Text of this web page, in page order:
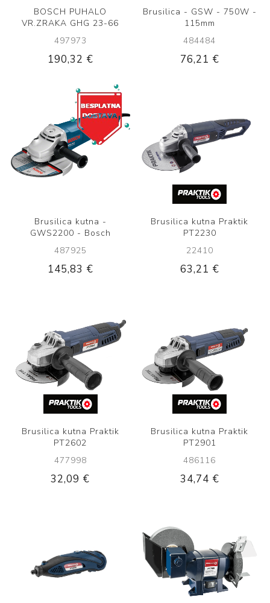
BOSCH PUHALO
VR.ZRAKA GHG 23-66
497973
190,32 €
Brusilica - GSW - 750W -
115mm
484484
76,21 €
Brusilica kutna -
GWS2200 - Bosch
487925
145,83 €
Brusilica kutna Praktik
PT2230
22410
63,21 €
Brusilica kutna Praktik
PT2602
477998
32,09 €
Brusilica kutna Praktik
PT2901
486116
34,74 €